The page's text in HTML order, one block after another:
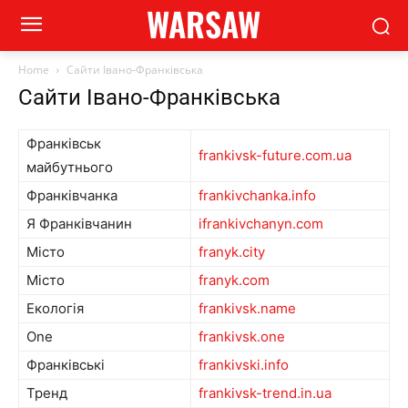
WARSAW
Home Сайти Івано-Франківська
Сайти Івано-Франківська
Франківськ
майбутнього
frankivsk-future.com.ua
Франківчанка
frankivchanka.info
Я Франківчанин
ifrankivchanyn.com
Місто
franyk.city
Місто
franyk.com
Екологія
frankivsk.name
One
frankivsk.one
Франківські
frankivski.info
Тренд
frankivsk-trend.in.ua